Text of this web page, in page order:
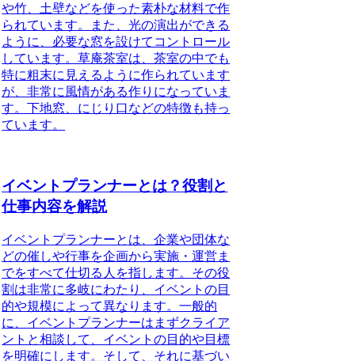
や竹、土壁などを使った素朴な材料で作
られています。また、光の演出ができる
ように、必要な窓を設けてコントロール
しています。草庵茶室は、茶室の中でも
特に粗末に見えるように作られています
が、非常に風情がある作りになっていま
す。下地窓、にじり口などの特徴も持っ
ています。
イベントプランナーとは？役割と
仕事内容を解説
イベントプランナーとは、企業や団体な
どの催しや行事を企画から実施・運営ま
でをすべて仕切る人 を指します。その役
割は非常に多岐にわたり、イベントの目
的や規模によって異なります。一般的
に、イベントプランナーは まずクライア
ントと相談して、イベントの目的や目標
を明確にします。そして、それに基づい